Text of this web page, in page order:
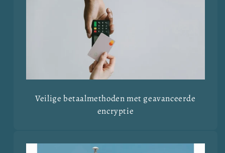
Veilige betaalmethoden met geavanceerde
encryptie